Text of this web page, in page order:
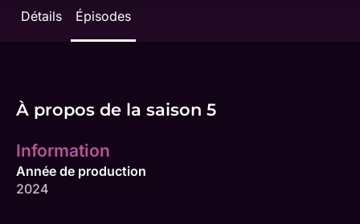
Détails Épisodes
À propos de la saison 5
Information
Année de production
2024